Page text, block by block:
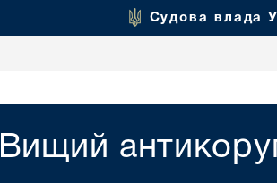
Судова влада
Вищий